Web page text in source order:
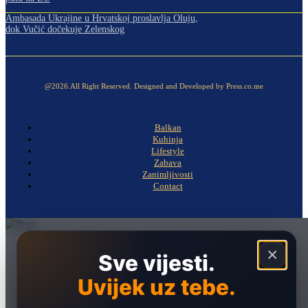
Ambasada Ukrajine u Hrvatskoj proslavlja Oluju,
dok Vučić dočekuje Zelenskog
@2026.All Right Reserved. Designed and Developed by Press.co.me
Balkan
Kuhinja
Lifestyle
Zabava
Zanimljivosti
Contact
×
Sve vijesti.
Uvijek uz tebe.